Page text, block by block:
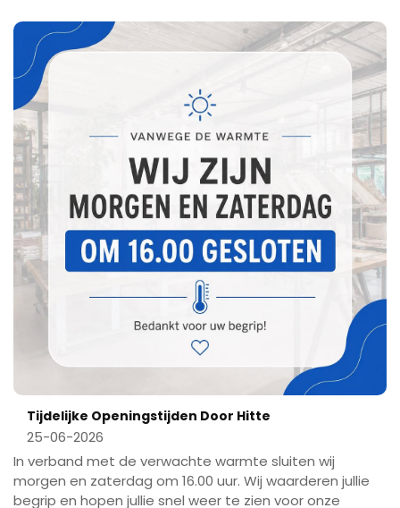
Tijdelijke Openingstijden Door Hitte
25-06-2026
In verband met de verwachte warmte sluiten wij
morgen en zaterdag om 16.00 uur. Wij waarderen jullie
begrip en hopen jullie snel weer te zien voor onze